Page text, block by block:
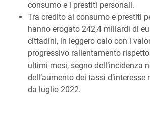
consumo e i prestiti personali.
Tra credito al consumo e prestiti
hanno erogato 242,4 miliardi di
cittadini, in leggero calo con i
progressivo rallentamento
ultimi mesi, segno dell’incidenza
dell’aumento dei tassi
da luglio 2022.